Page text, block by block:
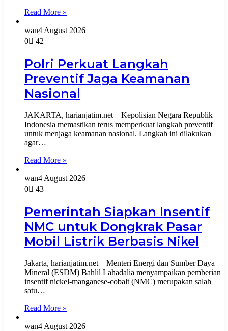
Read More »
wan4 August 2026
0
42
Polri Perkuat Langkah
Preventif Jaga Keamanan
Nasional
JAKARTA, harianjatim.net – Kepolisian Negara Republik
Indonesia memastikan terus memperkuat langkah preventif
untuk menjaga keamanan nasional. Langkah ini dilakukan
agar…
Read More »
wan4 August 2026
0
43
Pemerintah Siapkan Insentif
NMC untuk Dongkrak Pasar
Mobil Listrik Berbasis Nikel
Jakarta, harianjatim.net – Menteri Energi dan Sumber Daya
Mineral (ESDM) Bahlil Lahadalia menyampaikan pemberian
insentif nickel-manganese-cobalt (NMC) merupakan salah
satu…
Read More »
wan4 August 2026